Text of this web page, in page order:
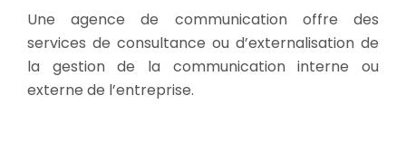
Une agence de communication offre des
services de consultance ou d’externalisation de
la gestion de la communication interne ou
externe de l’entreprise.